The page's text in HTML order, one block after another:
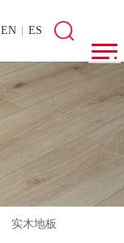
EN ES
实木地板